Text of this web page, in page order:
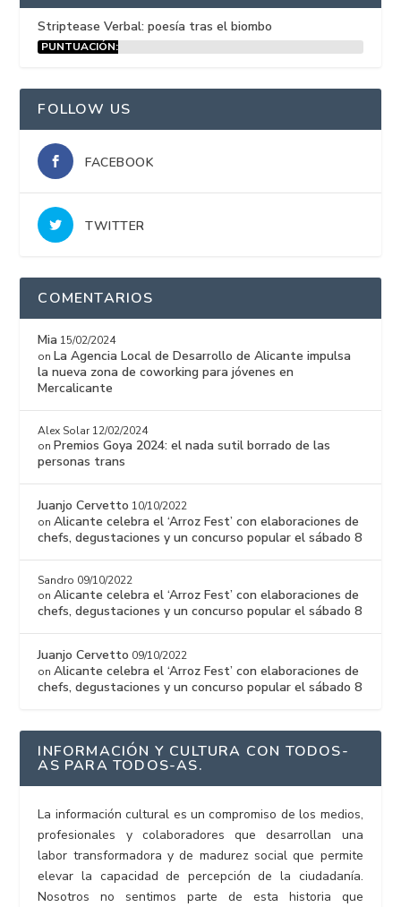
Striptease Verbal: poesía tras el biombo
PUNTUACIÓN:
FOLLOW US
FACEBOOK
TWITTER
COMENTARIOS
Mia 15/02/2024
on La Agencia Local de Desarrollo de Alicante impulsa
la nueva zona de coworking para jóvenes en
Mercalicante
Alex Solar 12/02/2024
on Premios Goya 2024: el nada sutil borrado de las
personas trans
Juanjo Cervetto 10/10/2022
onAlicante celebra el ‘Arroz Fest’ con elaboraciones de
chefs, degustaciones y un concurso popular el sábado 8
Sandro 09/10/2022
onAlicante celebra el ‘Arroz Fest’ con elaboraciones de
chefs, degustaciones y un concurso popular el sábado 8
Juanjo Cervetto 09/10/2022
onAlicante celebra el ‘Arroz Fest’ con elaboraciones de
chefs, degustaciones y un concurso popular el sábado 8
INFORMACIÓN Y CULTURA CON TODOS-
AS PARA TODOS-AS.
La información cultural es un compromiso de los medios,
profesionales y colaboradores que desarrollan una
labor transformadora y de madurez social que permite
elevar la capacidad de percepción de la ciudadanía.
Nosotros no sentimos parte de esta historia que